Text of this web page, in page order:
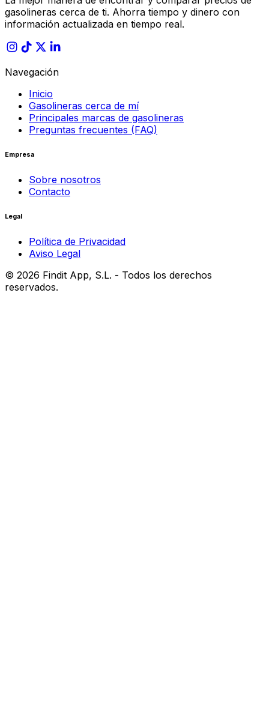
gasolineras cerca de ti. Ahorra tiempo y dinero con
información actualizada en tiempo real.
Navegación
Inicio
Gasolineras cerca de mí
Principales marcas de gasolineras
Preguntas frecuentes (FAQ)
Empresa
Sobre nosotros
Contacto
Legal
Política de Privacidad
Aviso Legal
© 2026 Findit App, S.L. - Todos los derechos
reservados.